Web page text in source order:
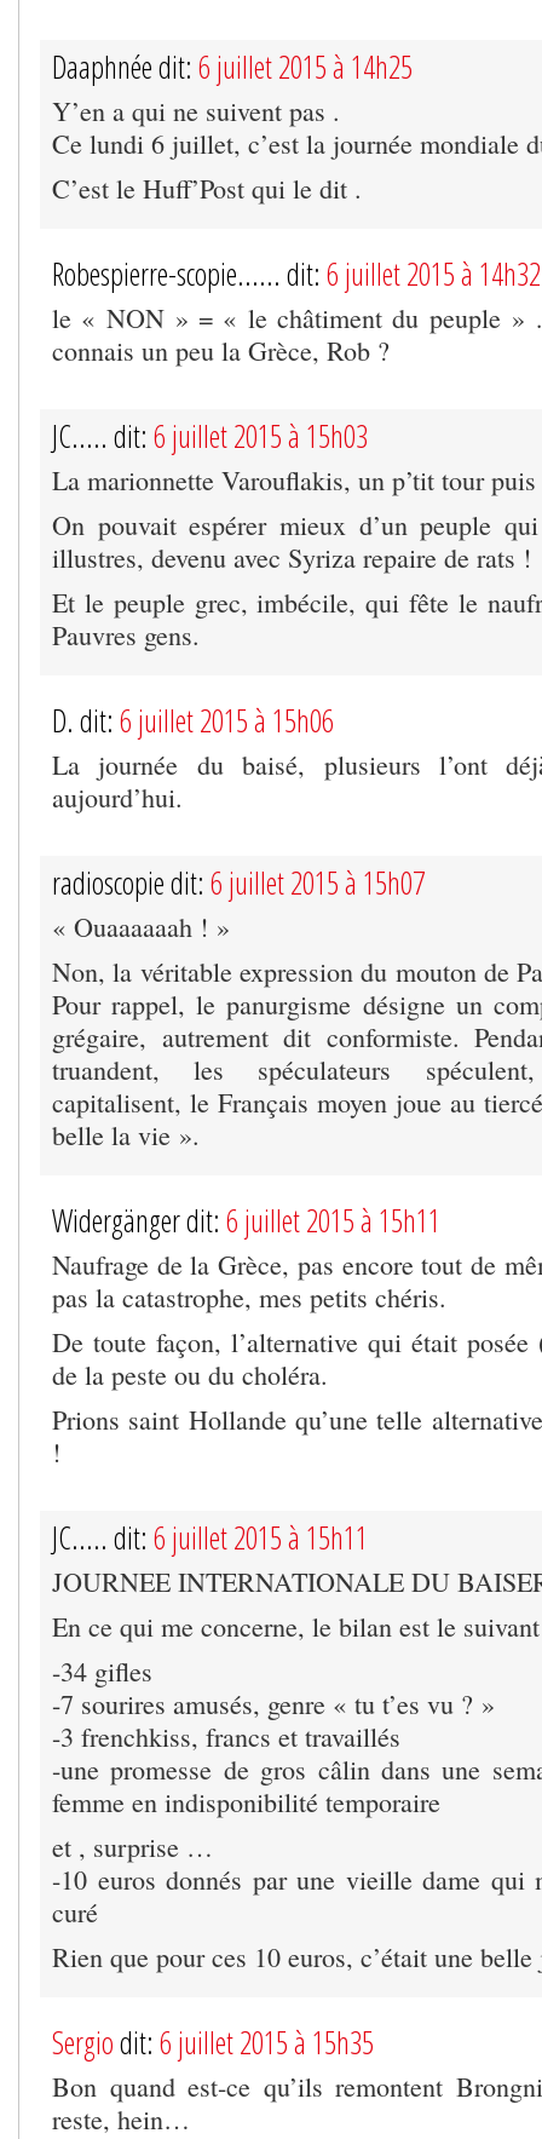
Daaphnée dit: 6 juillet 2015 à 14h25
Y’en a qui ne suivent pas .
Ce lundi 6 juillet, c’est la journée mondiale
C’est le Huff’Post qui le dit .
Robespierre-scopie...... dit: 6 juillet 2015 à 14h32
le « NON » = « le châtiment du peuple »
connais un peu la Grèce, Rob ?
JC..... dit: 6 juillet 2015 à 15h03
La marionnette Varouflakis, un p’tit tour puis
On pouvait espérer mieux d’un peuple
illustres, devenu avec Syriza repaire de rats !
Et le peuple grec, imbécile, qui fête le
Pauvres gens.
D. dit: 6 juillet 2015 à 15h06
La journée du baisé, plusieurs l’ont
aujourd’hui.
radioscopie dit: 6 juillet 2015 à 15h07
« Ouaaaaaah ! »
Non, la véritable expression du mouton de
Pour rappel, le panurgisme désigne un
grégaire, autrement dit conformiste.
truandent, les spéculateurs
capitalisent, le Français moyen joue au
belle la vie ».
Widergänger dit: 6 juillet 2015 à 15h11
Naufrage de la Grèce, pas encore tout de
pas la catastrophe, mes petits chéris.
De toute façon, l’alternative qui était
de la peste ou du choléra.
Prions saint Hollande qu’une telle
!
JC..... dit: 6 juillet 2015 à 15h11
JOURNEE INTERNATIONALE DU
En ce qui me concerne, le bilan est le
-34 gifles
-7 sourires amusés, genre « tu t’es vu ? »
-3 frenchkiss, francs et travaillés
-une promesse de gros câlin dans une
femme en indisponibilité temporaire
et , surprise …
-10 euros donnés par une vieille dame qui
curé
Rien que pour ces 10 euros, c’était une belle
Sergiodit: 6 juillet 2015 à 15h35
Bon quand est-ce qu’ils remontent
reste, hein…